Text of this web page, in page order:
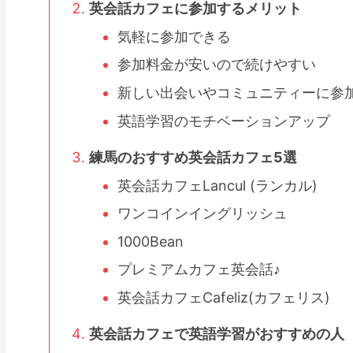
英会話カフェに参加するメリット
気軽に参加できる
参加料金が安いので続けやすい
新しい出会いやコミュニティーに参
英語学習のモチベーションアップ
練馬のおすすめ英会話カフェ5選
英会話カフェLancul (ランカル)
ワンコインイングリッシュ
1000Bean
プレミアムカフェ英会話♪
英会話カフェCafeliz(カフェリス)
英会話カフェで英語学習がおすすめの人